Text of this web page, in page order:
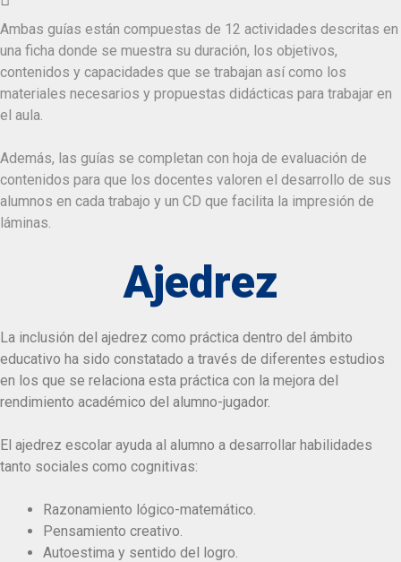
Ambas guías están compuestas de 12 actividades descritas en
una ficha donde se muestra su duración, los objetivos,
contenidos y capacidades que se trabajan así como los
materiales necesarios y propuestas didácticas para trabajar en
el aula.
Además, las guías se completan con hoja de evaluación de
contenidos para que los docentes valoren el desarrollo de sus
alumnos en cada trabajo y un CD que facilita la impresión de
láminas.
Ajedrez
La inclusión del ajedrez como práctica dentro del ámbito
educativo ha sido constatado a través de diferentes estudios
en los que se relaciona esta práctica con la mejora del
rendimiento académico del alumno-jugador.
El ajedrez escolar ayuda al alumno a desarrollar habilidades
tanto sociales como cognitivas:
Razonamiento lógico-matemático.
Pensamiento creativo.
Autoestima y sentido del logro.